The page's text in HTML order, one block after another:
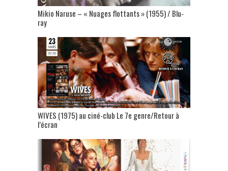
Mikio Naruse – « Nuages flottants » (1955) / Blu-
ray
WIVES (1975) au ciné-club Le 7e genre/Retour à
l’écran